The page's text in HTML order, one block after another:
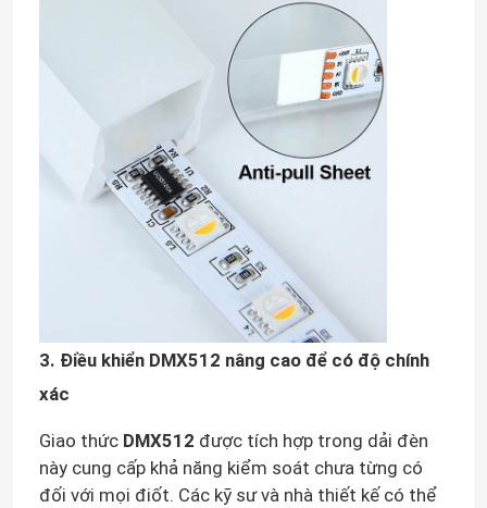
Video
Tham quan nhà máy
3. Điều khiển DMX512 nâng cao để có độ chính
xác
Giao thức DMX512 được tích hợp trong dải đèn
này cung cấp khả năng kiểm soát chưa từng có
đối với mọi điốt. Các kỹ sư và nhà thiết kế có thể